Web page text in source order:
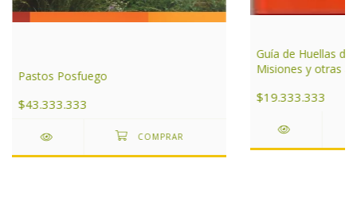
Pastos Posfuego
$43.333.333
Guía de Huellas
Misiones y otras
$19.333.333